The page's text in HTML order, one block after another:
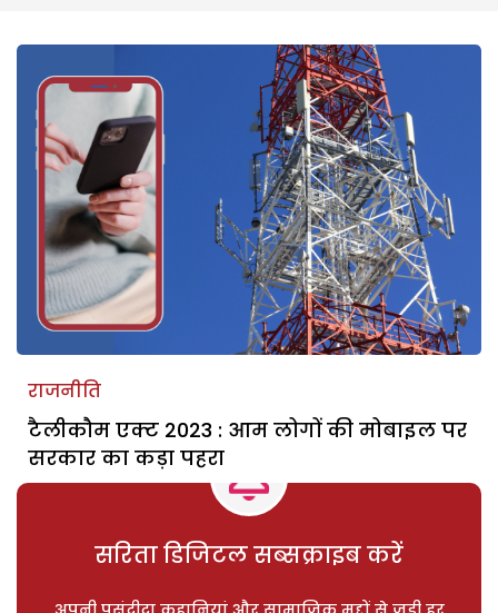
राजनीति
टैलीकौम एक्ट 2023 : आम लोगों की मोबाइल पर
सरकार का कड़ा पहरा
सरिता डिजिटल सब्सक्राइब करें